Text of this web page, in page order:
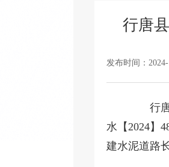
行唐
发布时间：
行唐县
水【2024】
建水泥道路